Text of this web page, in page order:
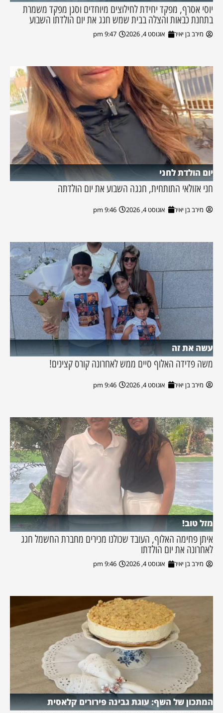
יוסי אסרף, מפקד יחידת לחילוצים מיוחדים וסגן מפקד משמרת
בתחנת כבאות והצלה בבית שמש חגג את יום הולדתו השבוע
מירב בן יאיר אוגוסט 4, 2026 9:47 pm
יום הולדת לחני
חני אזולאי התותחית, חגגה השבוע את יום הולדתה
מירב בן יאיר אוגוסט 4, 2026 9:46 pm
עשה את זה
משה פדידה האלוף סיים ממש לאחרונה קורס קצינים!
מירב בן יאיר אוגוסט 4, 2026 9:46 pm
מזל טוב!
איתן פחימה האלוף, העובד שכולנו מכירים מחברת החשמל חגג
לאחרונה את יום הולדתו
מירב בן יאיר אוגוסט 4, 2026 9:46 pm
המתכון של השף: עוגת גבינה פירורים קלאסית